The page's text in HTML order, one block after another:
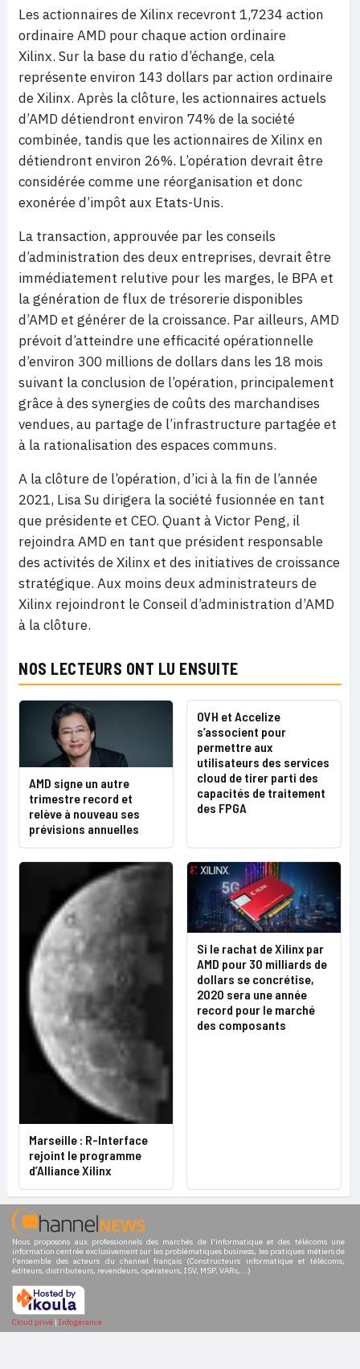
Les actionnaires de Xilinx recevront 1,7234 action
ordinaire AMD pour chaque action ordinaire
Xilinx. Sur la base du ratio d’échange, cela
représente environ 143 dollars par action ordinaire
de Xilinx. Après la clôture, les actionnaires actuels
d’AMD détiendront environ 74% de la société
combinée, tandis que les actionnaires de Xilinx en
détiendront environ 26%. L’opération devrait être
considérée comme une réorganisation et donc
exonérée d’impôt aux Etats-Unis.
La transaction, approuvée par les conseils
d’administration des deux entreprises, devrait être
immédiatement relutive pour les marges, le BPA et
la génération de flux de trésorerie disponibles
d’AMD et générer de la croissance. Par ailleurs, AMD
prévoit d’atteindre une efficacité opérationnelle
d’environ 300 millions de dollars dans les 18 mois
suivant la conclusion de l’opération, principalement
grâce à des synergies de coûts des marchandises
vendues, au partage de l’infrastructure partagée et
à la rationalisation des espaces communs.
A la clôture de l’opération, d’ici à la fin de l’année
2021, Lisa Su dirigera la société fusionnée en tant
que présidente et CEO. Quant à Victor Peng, il
rejoindra AMD en tant que président responsable
des activités de Xilinx et des initiatives de croissance
stratégique. Aux moins deux administrateurs de
Xilinx rejoindront le Conseil d’administration d’AMD
à la clôture.
NOS LECTEURS ONT LU ENSUITE
AMD signe un autre
trimestre record et
relève à nouveau ses
prévisions annuelles
OVH et Accelize
s’associent pour
permettre aux
utilisateurs des services
cloud de tirer parti des
capacités de traitement
des FPGA
Marseille : R-Interface
rejoint le programme
d’Alliance Xilinx
Si le rachat de Xilinx par
AMD pour 30 milliards de
dollars se concrétise,
2020 sera une année
record pour le marché
des composants
Nous proposons aux professionnels des marchés de l'informatique et des télécoms une
information centrée exclusivement sur les problématiques business, les pratiques métiers de
l'ensemble des acteurs du channel français (Constructeurs informatique et télécoms,
éditeurs, distributeurs, revendeurs, opérateurs, ISV, MSP, VARs,...)
Cloud privé | Infogérance